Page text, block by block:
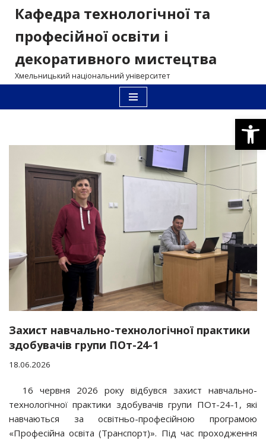
Перейти
вмісту
Кафедра технологічної та
професійної освіти і
декоративного мистецтва
Хмельницький національний університет
Захист навчально-технологічної практики
здобувачів групи ПОт-24-1
18.06.2026
16 червня 2026 року відбувся захист навчально-
технологічної практики здобувачів групи ПОт-24-1, які
навчаються за освітньо-професійною програмою
«Професійна освіта (Транспорт)». Під час проходження